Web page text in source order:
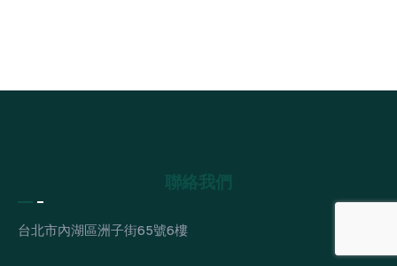
聯絡我們
台北市內湖區洲子街65號6樓